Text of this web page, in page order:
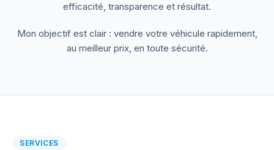
efficacité, transparence et résultat.
Mon objectif est clair : vendre votre véhicule rapidement,
au meilleur prix, en toute sécurité.
SERVICES